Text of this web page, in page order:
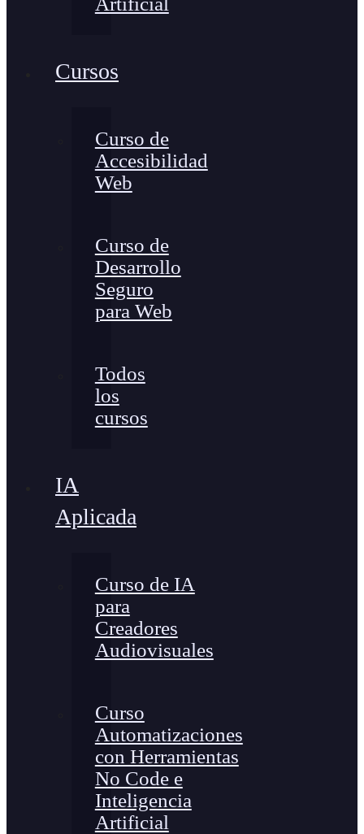
Cursos
Curso de
Accesibilidad
Web
Curso de
Desarrollo
Seguro
para Web
Todos
los
cursos
IA
Aplicada
Curso de IA
para
Creadores
Audiovisuales
Curso
Automatizaciones
con Herramientas
No Code e
Inteligencia
Artificial